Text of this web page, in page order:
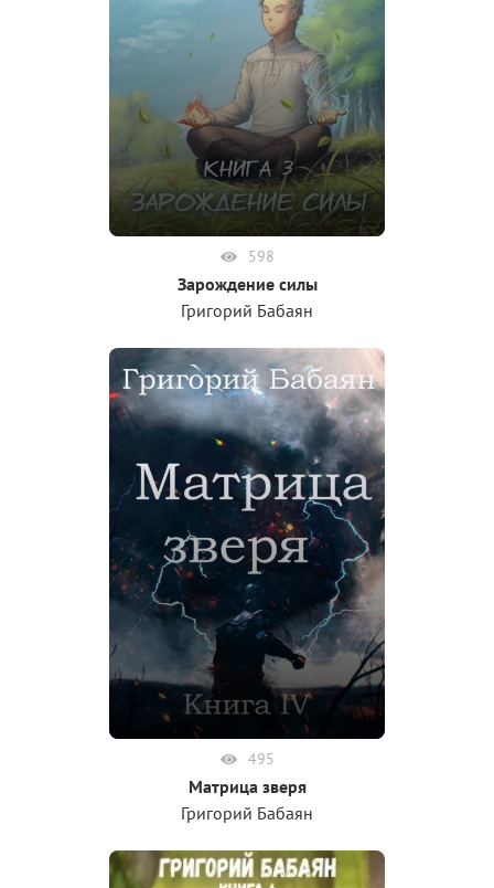
598
Зарождение силы
Григорий Бабаян
495
Матрица зверя
Григорий Бабаян